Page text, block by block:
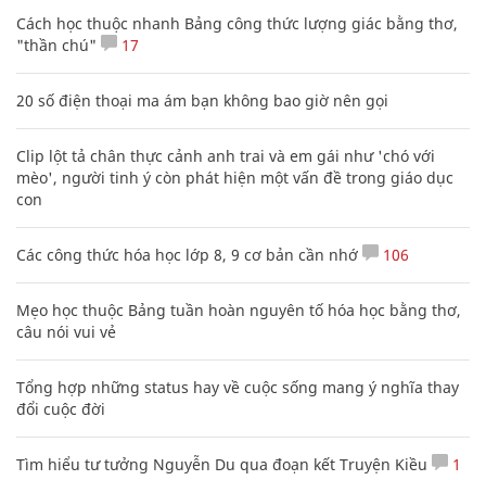
Cách học thuộc nhanh Bảng công thức lượng giác bằng thơ,
"thần chú"
17
20 số điện thoại ma ám bạn không bao giờ nên gọi
Clip lột tả chân thực cảnh anh trai và em gái như 'chó với
mèo', người tinh ý còn phát hiện một vấn đề trong giáo dục
con
Các công thức hóa học lớp 8, 9 cơ bản cần nhớ 106
Mẹo học thuộc Bảng tuần hoàn nguyên tố hóa học bằng thơ,
câu nói vui vẻ
Tổng hợp những status hay về cuộc sống mang ý nghĩa thay
đổi cuộc đời
Tìm hiểu tư tưởng Nguyễn Du qua đoạn kết Truyện Kiều 1